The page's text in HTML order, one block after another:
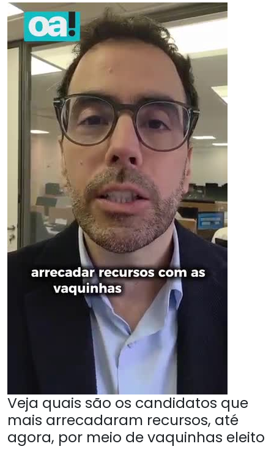
Veja quais são os candidatos que
mais arrecadaram recursos, até
agora, por meio de vaquinhas eleito